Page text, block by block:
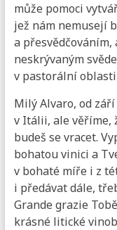
může pomoci
jež nám nemusejí
a přesvědčováním,
neskrývaným
v pastorální
Milý Alvaro, od
v Itálii, ale věříme,
budeš se vracet.
bohatou vinici a
v bohaté míře i z
i předávat dále,
Grande grazie
krásné litické